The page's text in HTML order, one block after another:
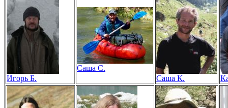
Игорь Б.
Саша С.
Саша К.